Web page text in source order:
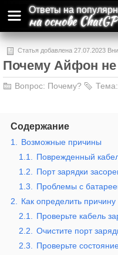
Ответы на
на основе
Статья добавлена 27.07.2023
и может содержать ошибки и
Почему Айфон не
Вопрос: Почему? Тема:
Содержание
1.
Возможные причины
1.1.
Поврежденный
1.2.
Порт зарядки
1.3.
Проблемы с
2.
Как определить причину
2.1.
Проверьте кабель
2.2.
Очистите порт
2.3.
Проверьте